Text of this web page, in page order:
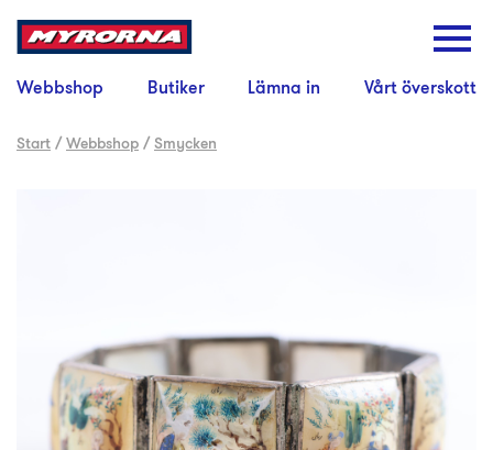
Webbshop Butiker Lämna in Vårt överskott
Start /Webbshop /Smycken